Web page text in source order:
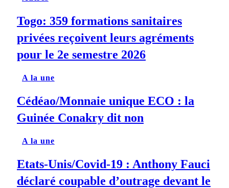
Togo: 359 formations sanitaires
privées reçoivent leurs agréments
pour le 2e semestre 2026
A la une
Cédéao/Monnaie unique ECO : la
Guinée Conakry dit non
A la une
Etats-Unis/Covid-19 : Anthony Fauci
déclaré coupable d’outrage devant le